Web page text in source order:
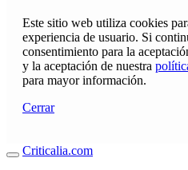
Este sitio web utiliza cookies
experiencia de usuario. Si
consentimiento para la
y la aceptación de nuestra
para mayor información.
Cerrar
Criticalia.com